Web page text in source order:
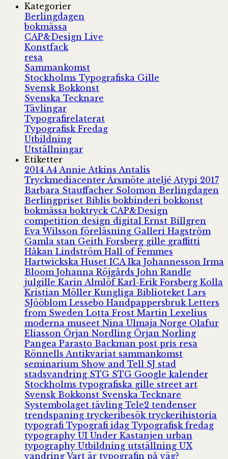
Kategorier
Berlingdagen
bokmässa
CAP&Design Live
Konstfack
resa
Sammankomst
Stockholms Typografiska Gille
Svensk Bokkonst
Svenska Tecknare
Tävlingar
Typografirelaterat
Typografisk Fredag
Utbildning
Utställningar
Etiketter
2014 A4 Annie Atkins Antalis
Tryckmediacenter Årsmöte ateljé Atypi 2017
Barbara Stauffacher Solomon Berlingdagen
Berlingpriset Biblisbokbinderibokkonst
bokmässaboktryck CAP&Design
competition design digital Ernst Billgren
Eva Wilsson föreläsning Galleri Hagström
Gamla stan Geith Forsberg gille graffitti
Håkan Lindström Hall of Femmes
Hartwickska Huset ICA Ika Johannesson Irma
Bloom Johanna Röjgårds John Randle
julgille Karin Almlöf Karl-Erik Forsberg Kolla
Kristian Möller Kungliga Biblioteket Lars
SJööblom Lessebo Handpappersbruk Letters
from Sweden Lotta Frost Martin Lexelius
moderna museet Nina Ulmaja Norge Olafur
Eliasson Örjan Nordling Örjan Norling
Pangea Parasto Backman post pris resa
Rönnells Antikvariat sammankomst
seminarium Show and Tell SJ stad
stadsvandring STG STG Google kalender
Stockholms typografiska gille street art
Svensk Bokkonst Svenska Tecknare
Systembolaget tävling Tele2 tendenser
trendspaning tryckeribesök tryckerihistoria
typografi Typografi idag Typografisk fredag
typography UI Under Kastanjen urban
typography Utbildning utställning UX
vandring Vart är typografin på väg?